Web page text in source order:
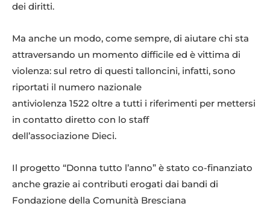
dei diritti.
Ma anche un modo, come sempre, di aiutare chi sta
attraversando un momento difficile ed è vittima di
violenza: sul retro di questi talloncini, infatti, sono
riportati il numero nazionale
antiviolenza 1522 oltre a tutti i riferimenti per mettersi
in contatto diretto con lo staff
dell’associazione Dieci.
Il progetto “Donna tutto l’anno” è stato co-finanziato
anche grazie ai contributi erogati dai bandi di
Fondazione della Comunità Bresciana